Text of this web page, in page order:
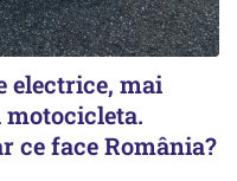
electrice, mai
motocicleta.
ce face România?